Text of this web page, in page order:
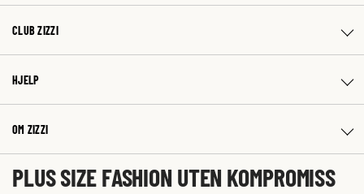
CLUB ZIZZI
HJELP
OM ZIZZI
PLUS SIZE FASHION UTEN KOMPROMISS